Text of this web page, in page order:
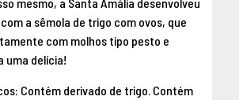
a sêmola de trigo com ovos, que
com molhos tipo pesto e
uma delícia!
Contém derivado de trigo. Contém